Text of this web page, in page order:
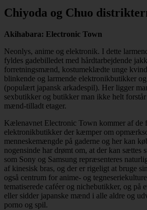
Chiyoda og Chuo
Akihabara: Electronic Town
Neonlys, anime og elektronik. I dette
fyldes gadebilledet med hårdtarbejdende
forretningsmænd, kostumeklædte unge
blinkende og larmende elektronikbutikker
(populært japansk arkadespil). Her ligger
sexbutikker og butikker man ikke helt
mænd-tilladt etager.
Kælenavnet Electronic Town kommer af de
elektronikbutikker der kæmper om
menneskemængde på gaderne og her kan
nogensinde har drømt om, at der kan sættes
som Sony og Samsung repræsenteres
af kinesisk bras, og der er rigeligt at bruge
også centrum for anime- og
tematiserede caféer og nichebutikker, og på
eller sidder japanske mænd i alle aldre og
porno og spil.